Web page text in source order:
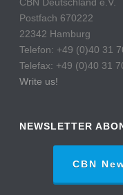
Postfach 670222
22342 Hamburg
Telefon: +49 (0)40 31
Telefax: +49 (0)40 31
Write us!
NEWSLETTER
CBN